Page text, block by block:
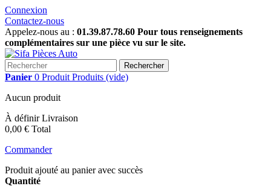
Connexion
Contactez-nous
Appelez-nous au : 01.39.87.78.60 Pour tous renseignements
complémentaires sur une pièce vu sur le site.
Rechercher
Panier 0 Produit Produits (vide)
Aucun produit
À définirLivraison
0,00 € Total
Commander
Produit ajouté au panier avec succès
Quantité